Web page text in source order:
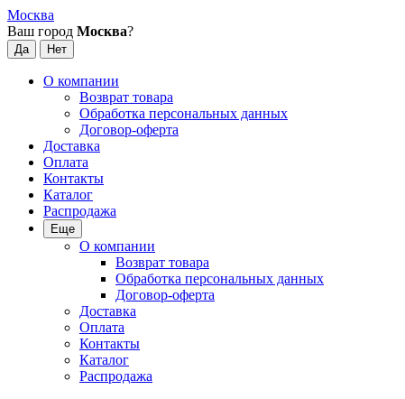
Москва
Ваш город Москва?
О компании
Возврат товара
Обработка персональных данных
Договор-оферта
Доставка
Оплата
Контакты
Каталог
Распродажа
Еще
О компании
Возврат товара
Обработка персональных данных
Договор-оферта
Доставка
Оплата
Контакты
Каталог
Распродажа